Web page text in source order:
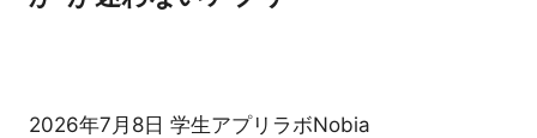
2026年7月8日 学生アプリラボNobia